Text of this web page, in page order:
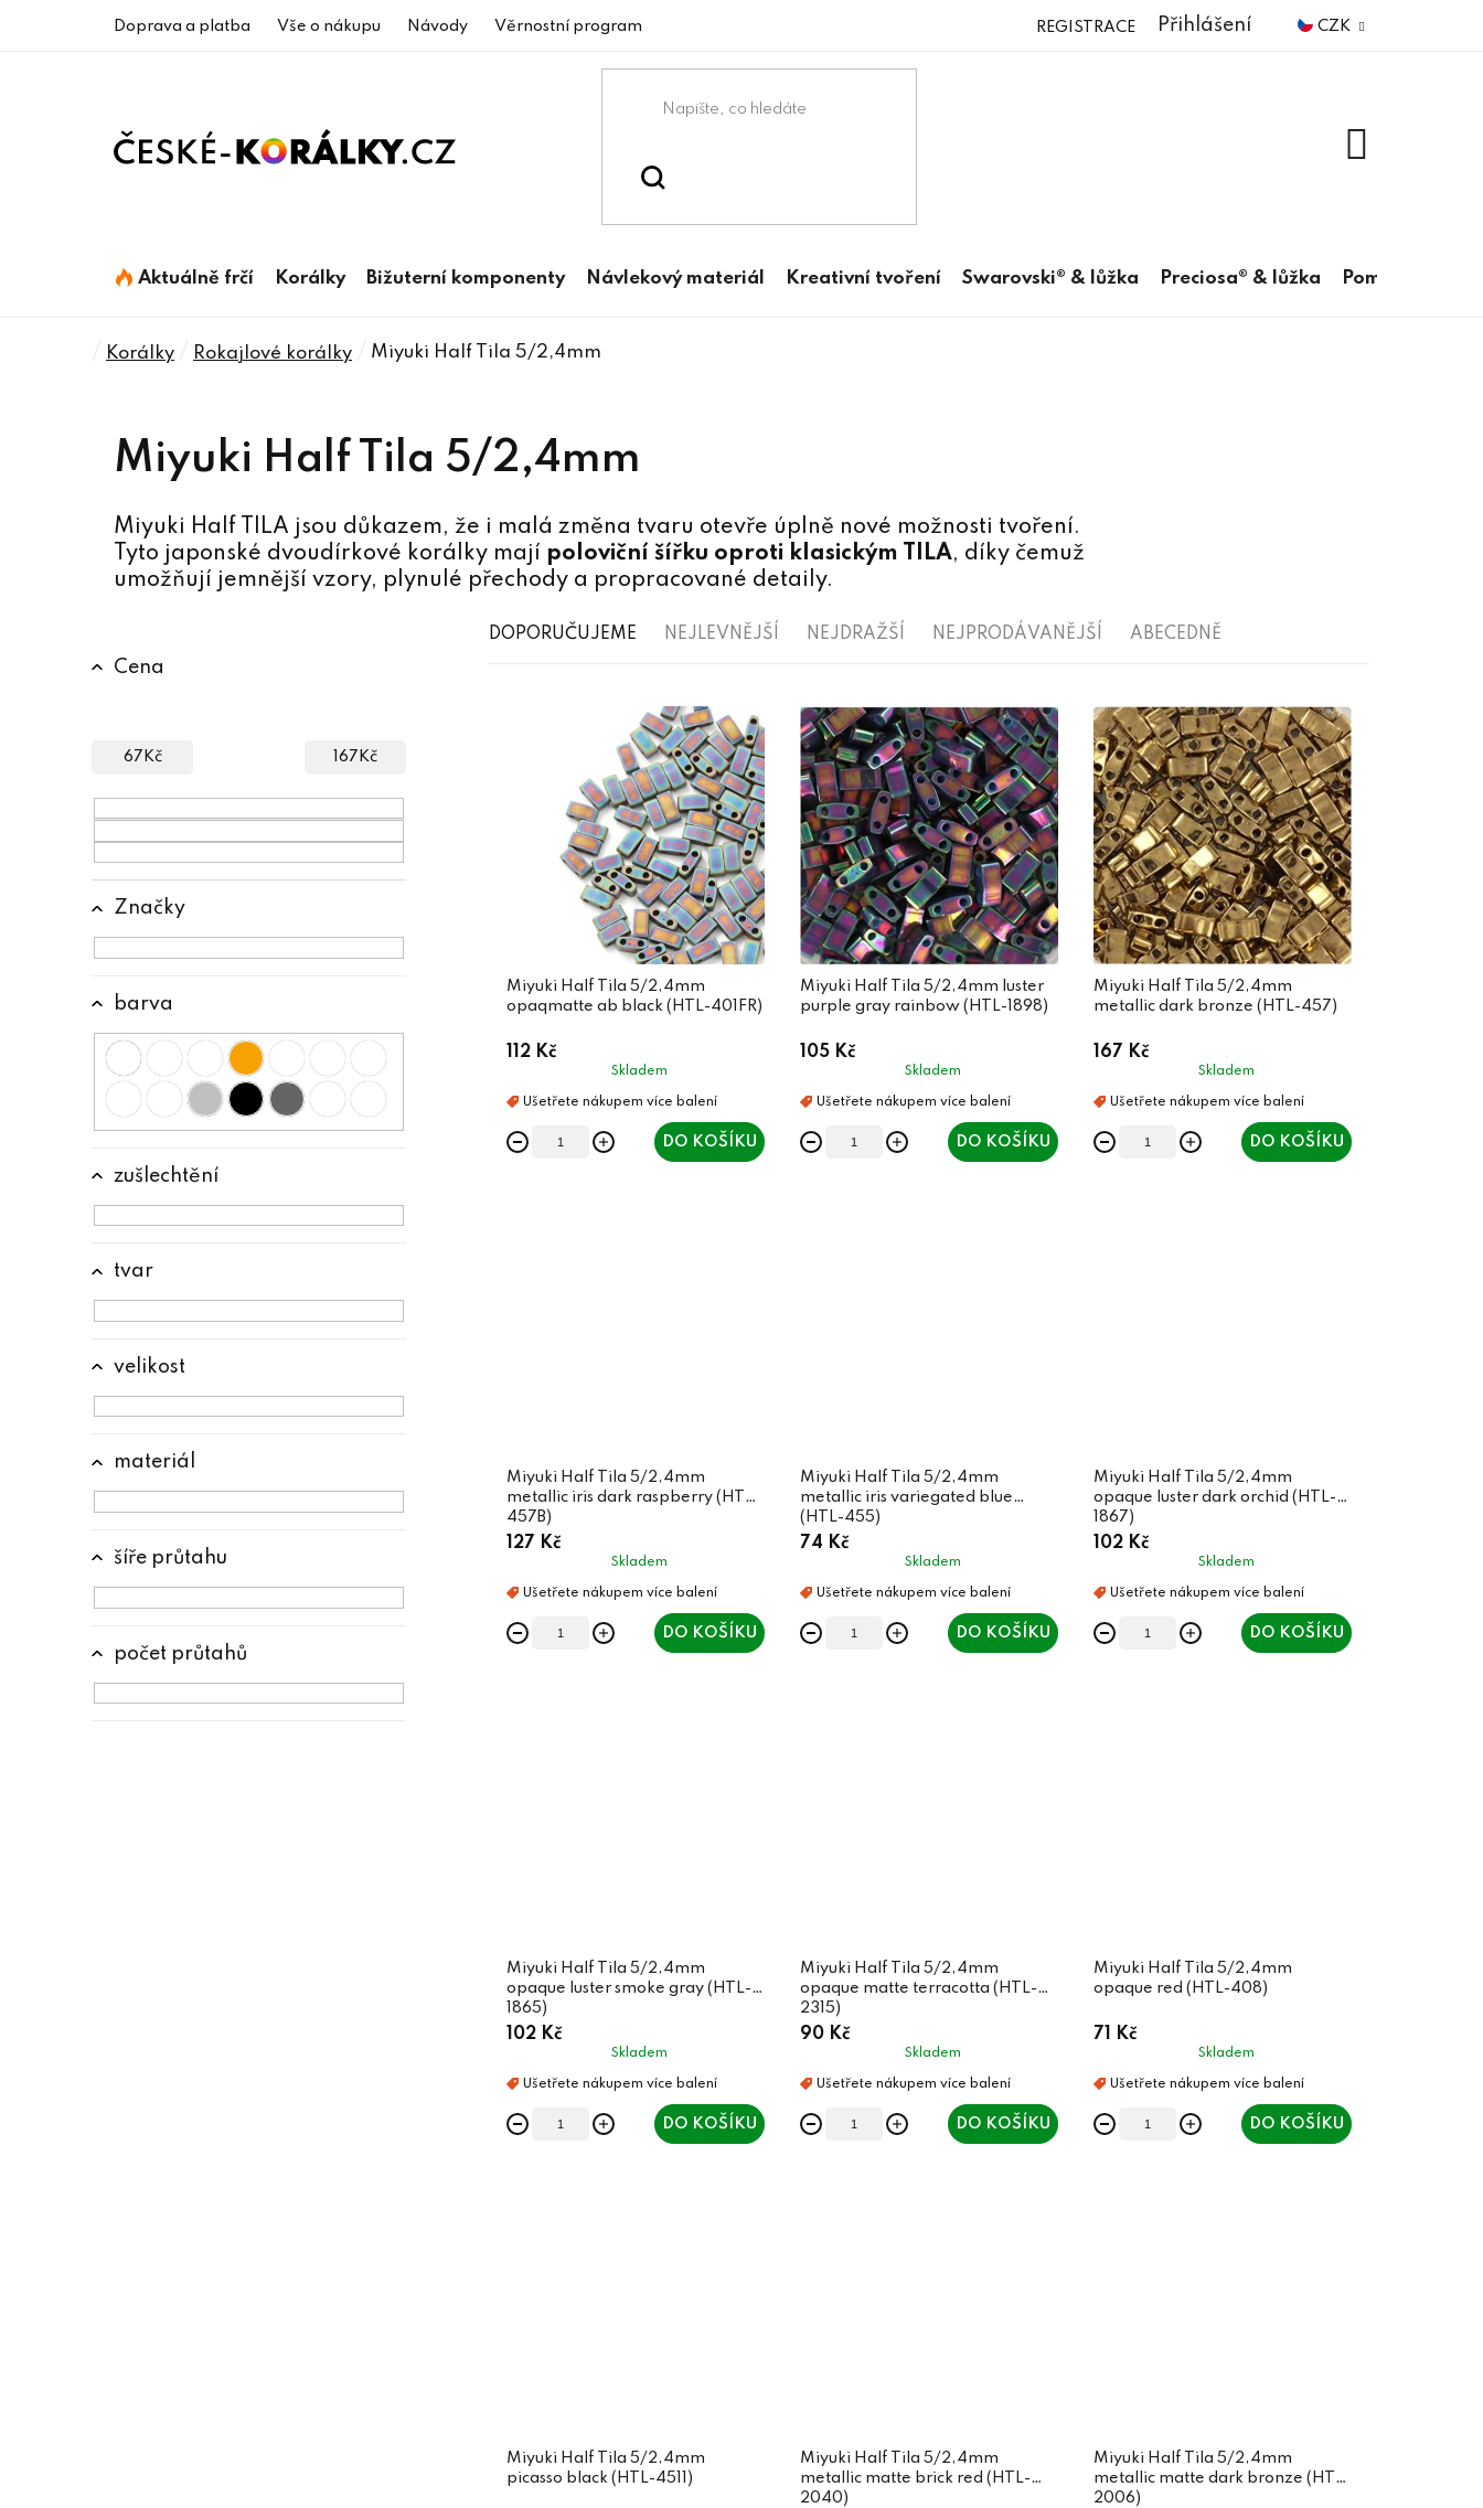
Doprava a platba Vše o nákupu Návody Věrnostní program CZK
Přihlášení
REGISTRACE
Aktuálně frčí Korálky Bižuterní komponenty Návlekový materiál Kreativní tvoření Swarovski® & lůžka Preciosa® & lůžka Pomůcky
Domů
Korálky Rokajlové korálky Miyuki Half Tila 5/2,4mm
Miyuki Half Tila 5/2,4mm
Miyuki Half TILA jsou důkazem, že i malá změna tvaru otevře úplně nové možnosti tvoření.
Tyto japonské dvoudírkové korálky mají poloviční šířku oproti klasickým TILA, díky čemuž
umožňují jemnější vzory, plynulé přechody a propracované detaily.
P
r
a
n
n
í
n
e
l
Cena
67 Kč 167 Kč
Značky
barva
materiál
počet průtahů
šíře průtahu
tvar
velikost
zušlechtění
Ř
u
k
ů
DOPORUČUJEME NEJLEVNĚJŠÍ NEJDRAŽŠÍ NEJPRODÁVANĚJŠÍ ABECEDNĚ
d
ů
Miyuki Half Tila 5/2,4mm
opaqmatte ab black (HTL-401FR)
112 Kč
Skladem
DO KOŠÍKU
Miyuki Half Tila 5/2,4mm luster
purple gray rainbow (HTL-1898)
105 Kč
Skladem
DO KOŠÍKU
Miyuki Half Tila 5/2,4mm
metallic dark bronze (HTL-457)
167 Kč
Skladem
DO KOŠÍKU
Miyuki Half Tila 5/2,4mm
metallic iris dark raspberry (HTL-
457B)
127 Kč
Skladem
DO KOŠÍKU
Miyuki Half Tila 5/2,4mm
metallic iris variegated blue
(HTL-455)
74 Kč
Skladem
DO KOŠÍKU
Miyuki Half Tila 5/2,4mm
opaque luster dark orchid (HTL-
1867)
102 Kč
Skladem
DO KOŠÍKU
Miyuki Half Tila 5/2,4mm
opaque luster smoke gray (HTL-
1865)
102 Kč
Skladem
DO KOŠÍKU
Miyuki Half Tila 5/2,4mm
opaque matte terracotta (HTL-
2315)
90 Kč
Skladem
DO KOŠÍKU
Miyuki Half Tila 5/2,4mm
opaque red (HTL-408)
71 Kč
Skladem
DO KOŠÍKU
Miyuki Half Tila 5/2,4mm
picasso black (HTL-4511)
Miyuki Half Tila 5/2,4mm
metallic matte brick red (HTL-
2040)
Miyuki Half Tila 5/2,4mm
metallic matte dark bronze (HTL-
2006)